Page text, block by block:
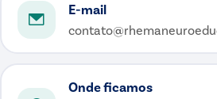
E-mail
Onde ficamos